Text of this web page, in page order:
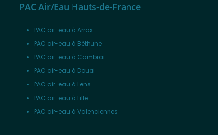
PAC Air/Eau Hauts-de-France
PAC air-eau à Arras
PAC air-eau à Béthune
PAC air-eau à Cambrai
PAC air-eau à Douai
PAC air-eau à Lens
PAC air-eau à Lille
PAC air-eau à Valenciennes